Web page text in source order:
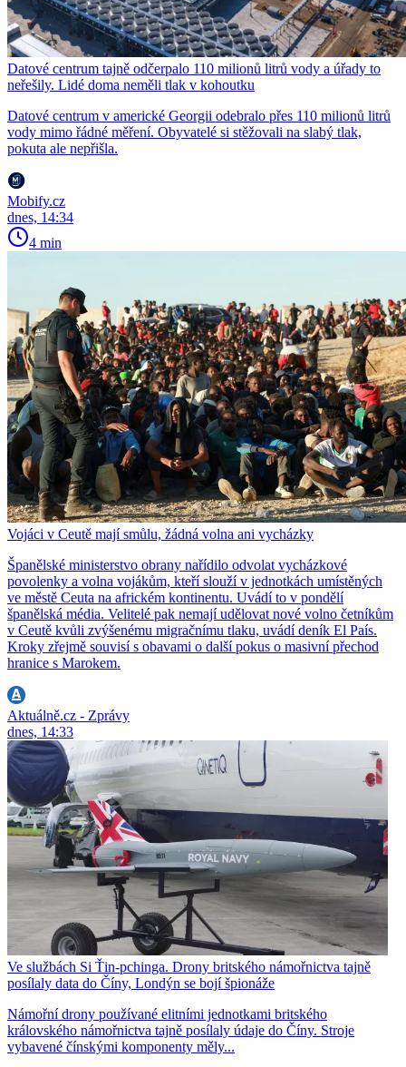
Datové centrum tajně odčerpalo 110 milionů litrů vody a úřady to
neřešily. Lidé doma neměli tlak v kohoutku
Datové centrum v americké Georgii odebralo přes 110 milionů litrů
vody mimo řádné měření. Obyvatelé si stěžovali na slabý tlak,
pokuta ale nepřišla.
Mobify.cz
dnes, 14:34
4 min
Vojáci v Ceutě mají smůlu, žádná volna ani vycházky
Španělské ministerstvo obrany nařídilo odvolat vycházkové
povolenky a volna vojákům, kteří slouží v jednotkách umístěných
ve městě Ceuta na africkém kontinentu. Uvádí to v pondělí
španělská média. Velitelé pak nemají udělovat nové volno četníkům
v Ceutě kvůli zvýšenému migračnímu tlaku, uvádí deník El País.
Kroky zřejmě souvisí s obavami o další pokus o masivní přechod
hranice s Marokem.
Aktuálně.cz - Zprávy
dnes, 14:33
Ve službách Si Ťin-pchinga. Drony britského námořnictva tajně
posílaly data do Číny, Londýn se bojí špionáže
Námořní drony používané elitními jednotkami britského
královského námořnictva tajně posílaly údaje do Číny. Stroje
vybavené čínskými komponenty měly...